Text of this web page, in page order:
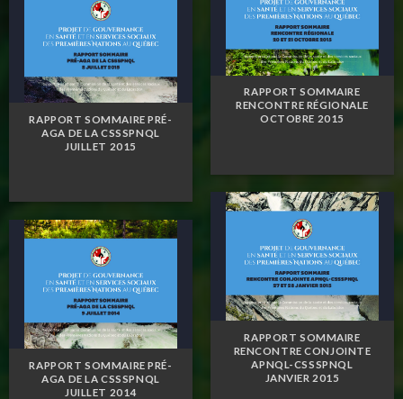
RAPPORT SOMMAIRE
RENCONTRE RÉGIONALE
OCTOBRE 2015
RAPPORT SOMMAIRE PRÉ-
AGA DE LA CSSSPNQL
JUILLET 2015
RAPPORT SOMMAIRE
RENCONTRE CONJOINTE
APNQL-CSSSPNQL
JANVIER 2015
RAPPORT SOMMAIRE PRÉ-
AGA DE LA CSSSPNQL
JUILLET 2014